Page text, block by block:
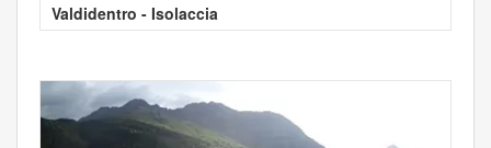
Valdidentro - Isolaccia